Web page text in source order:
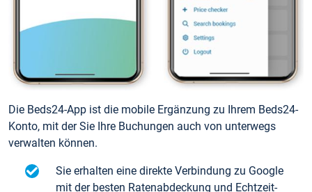
Die Beds24-App ist die mobile Ergänzung zu Ihrem Beds24-
Konto, mit der Sie Ihre Buchungen auch von unterwegs
verwalten können.
Sie erhalten eine direkte Verbindung zu Google
mit der besten Ratenabdeckung und Echtzeit-